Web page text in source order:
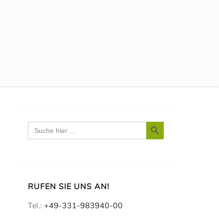
Search
for:
Search Button
RUFEN SIE UNS AN!
Tel.: +49-331-983940-00